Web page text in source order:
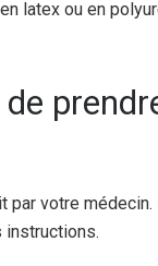
latex ou en
par votre
instructions.